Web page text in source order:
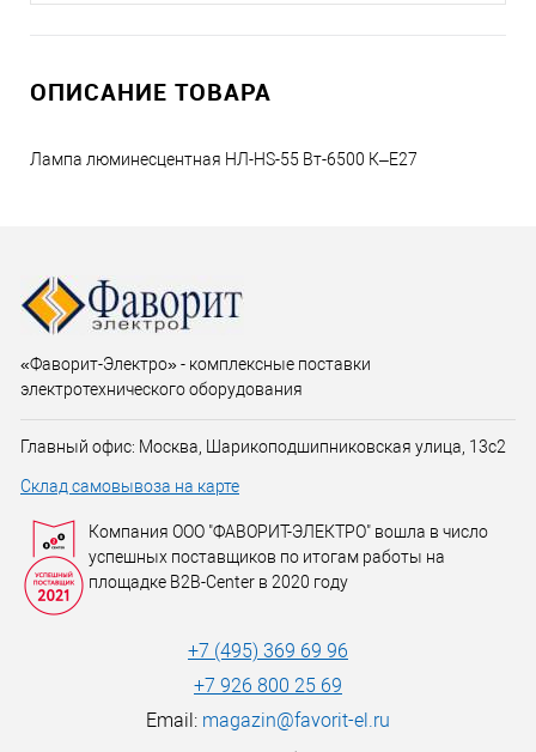
ОПИСАНИЕ ТОВАРА
Лампа люминесцентная НЛ-HS-55 Вт-6500 К–Е27
«Фаворит-Электро» - комплексные поставки
электротехнического оборудования
Главный офис: Москва, Шарикоподшипниковская улица, 13с2
Склад самовывоза на карте
Компания ООО "ФАВОРИТ-ЭЛЕКТРО" вошла в число
успешных поставщиков по итогам работы на
площадке B2B-Center в 2020 году
+7 (495) 369 69 96
+7 926 800 25 69
Email: magazin@favorit-el.ru